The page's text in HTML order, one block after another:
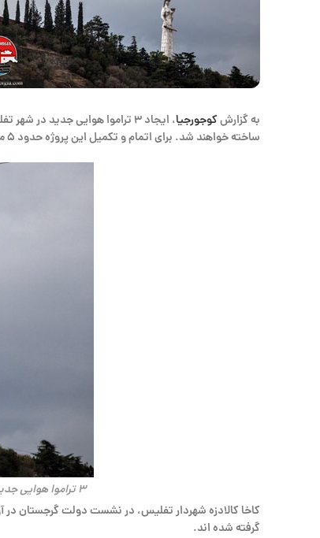
به گزارشکوجورجیا
ساخته خواهند شد. برای اتمام و تکمیل این پروژه حدود ۵ ماه در نظر گرفته شده است.
3 تراموا هوایی جدید در تفلیس
گرفته شده اند.